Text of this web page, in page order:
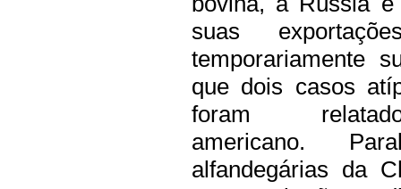
suas
temporariamente
que dois casos
foram
americano.
alfandegárias da